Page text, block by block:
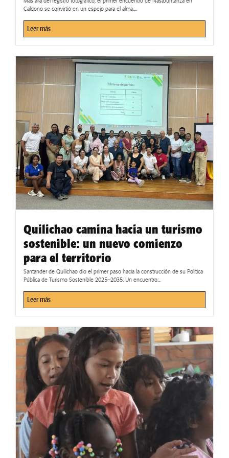
Caldono se convirtió en un espejo para el alma....
Leer más
Quilichao camina hacia un turismo
sostenible: un nuevo comienzo
para el territorio
Santander de Quilichao dio el primer paso hacia la construcción de su Política
Pública de Turismo Sostenible 2025–2035. Un encuentro...
Leer más